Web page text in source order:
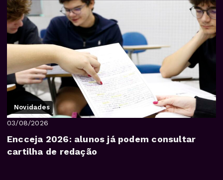
Novidades
03/08/2026
Encceja 2026: alunos já podem consultar
cartilha de redação